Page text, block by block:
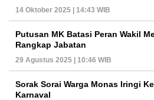
14 Oktober 2025 | 14:43 WIB
Putusan MK Batasi Peran Wakil
Rangkap Jabatan
29 Agustus 2025 | 10:46 WIB
Sorak Sorai Warga Monas Iringi
Karnaval